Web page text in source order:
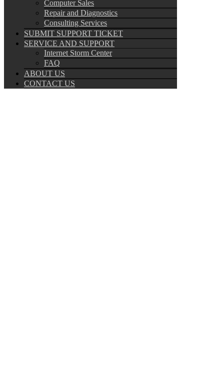
Computer Sales
Repair and Diagnostics
Consulting Services
SUBMIT SUPPORT TICKET
SERVICE AND SUPPORT
Internet Storm Center
FAQ
ABOUT US
CONTACT US